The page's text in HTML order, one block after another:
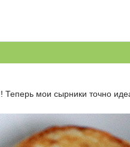
мои сырники точно